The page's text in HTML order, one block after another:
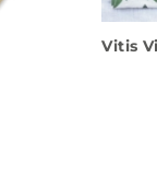
Vitis